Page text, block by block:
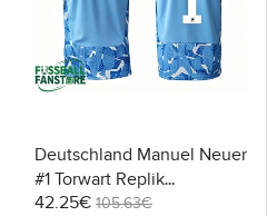
Deutschland Manuel Neuer
#1 Torwart Replik
Auswärtstrikot WM 2026
42.25€ 105.63€